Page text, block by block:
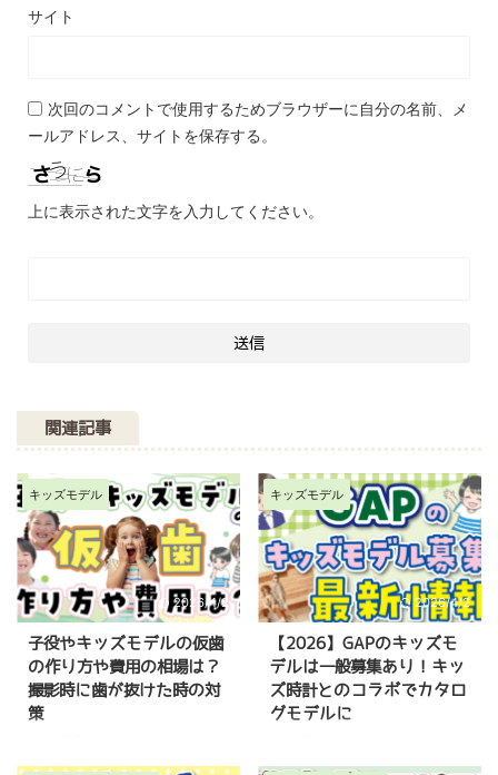
サイト
次回のコメントで使用するためブラウザーに自分の名前、メ
ールアドレス、サイトを保存する。
上に表示された文字を入力してください。
関連記事
キッズモデル
2026/4/2
子役やキッズモデルの仮歯
の作り方や費用の相場は？
撮影時に歯が抜けた時の対
策
ィション） 「子役のお仕事をし
キッズモデル
2026/4/2
【2026】GAPのキッズモ
デルは一般募集あり！キッ
ズ時計とのコラボでカタロ
グモデルに
ィション） 「GAPのカタログに